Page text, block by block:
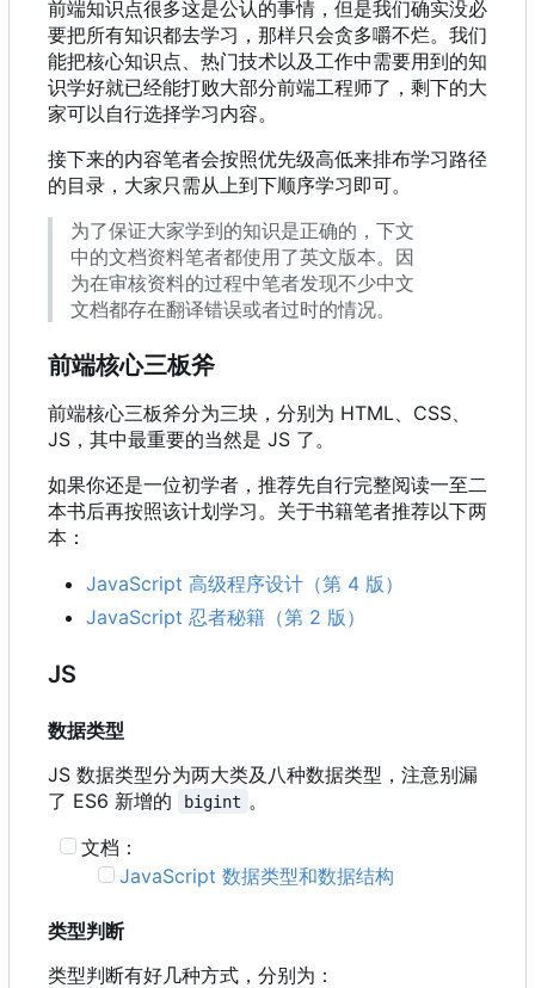
前端知识点很多这是公认的事情，但是我们确实没必
要把所有知识都去学习，那样只会贪多嚼不烂。我们
能把核心知识点、热门技术以及工作中需要用到的知
识学好就已经能打败大部分前端工程师了，剩下的大
家可以自行选择学习内容。
接下来的内容笔者会按照优先级高低来排布学习路径
的目录，大家只需从上到下顺序学习即可。
为了保证大家学到的知识是正确的，下文
中的文档资料笔者都使用了英文版本。因
为在审核资料的过程中笔者发现不少中文
文档都存在翻译错误或者过时的情况。
前端核心三板斧
前端核心三板斧分为三块，分别为 HTML、CSS、
JS ， 其中最重要的当然是 JS 了。
如果你还是一位初学者，推荐先自行完整阅读一至二
本书后再按照该计划学习。关于书籍笔者推荐以下两
本：
JavaScript 高级程序设计（第 4 版）
JavaScript 忍者秘籍（第 2 版）
JS
数据类型
JS 数据类型分为两大类及八种数据类型，注意别漏
了 ES6 新增的
bigint 。
文档：
JavaScript 数据类型和数据结构
类型判断
类型判断有好几种方式，分别为：